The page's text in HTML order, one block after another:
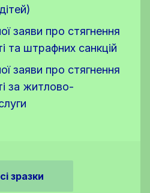
заяви про стягнення
та штрафних санкцій
заяви про стягнення
за житлово-
зразки